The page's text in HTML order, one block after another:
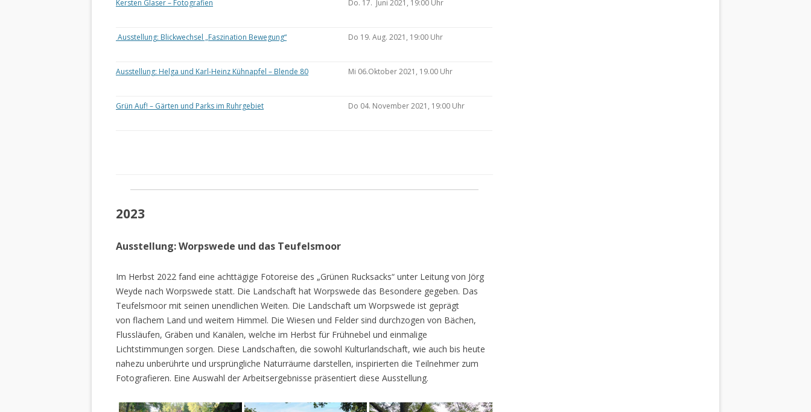
Kersten Glaser – Fotografien Do. 17. Juni 2021, 19:00 Uhr
Ausstellung: Blickwechsel „Faszination Bewegung“ Do 19. Aug. 2021, 19:00 Uhr
Ausstellung: Helga und Karl-Heinz Kühnapfel – Blende 80 Mi 06.Oktober 2021, 19.00 Uhr
Grün Auf! – Gärten und Parks im Ruhrgebiet Do 04. November 2021, 19:00 Uhr
2023
Ausstellung: Worpswede und das Teufelsmoor
Im Herbst 2022 fand eine achttägige Fotoreise des „Grünen Rucksacks“ unter Leitung von Jörg
Weyde nach Worpswede statt. Die Landschaft hat Worpswede das Besondere gegeben. Das
Teufelsmoor mit seinen unendlichen Weiten. Die Landschaft um Worpswede ist geprägt
von flachem Land und weitem Himmel. Die Wiesen und Felder sind durchzogen von Bächen,
Flussläufen, Gräben und Kanälen, welche im Herbst für Frühnebel und einmalige
Lichtstimmungen sorgen. Diese Landschaften, die sowohl Kulturlandschaft, wie auch bis heute
nahezu unberührte und ursprüngliche Naturräume darstellen, inspirierten die Teilnehmer zum
Fotografieren. Eine Auswahl der Arbeitsergebnisse präsentiert diese Ausstellung.